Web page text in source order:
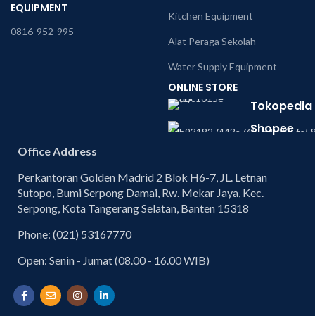
EQUIPMENT
0816-952-995
Kitchen Equipment
Alat Peraga Sekolah
Water Supply Equipment
ONLINE STORE
Tokopedia
Shopee
Office Address
Perkantoran Golden Madrid 2 Blok H6-7, JL. Letnan
Sutopo, Bumi Serpong Damai, Rw. Mekar Jaya, Kec.
Serpong, Kota Tangerang Selatan, Banten 15318
Phone: (021) 53167770
Open: Senin - Jumat (08.00 - 16.00 WIB)